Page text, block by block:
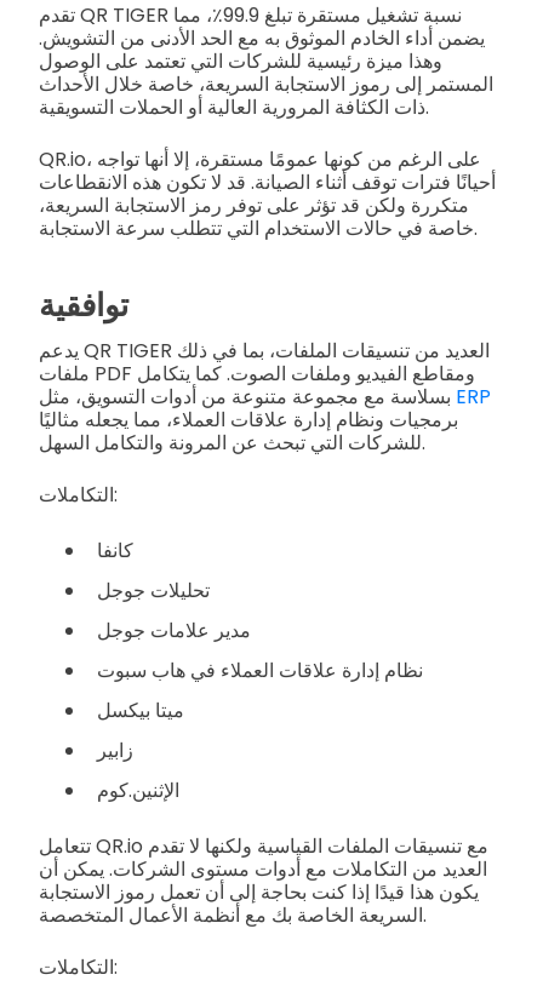
تقدم QR TIGER نسبة تشغيل مستقرة تبلغ 99.9٪، مما
يضمن أداء الخادم الموثوق به مع الحد الأدنى من التشويش.
وهذا ميزة رئيسية للشركات التي تعتمد على الوصول
المستمر إلى رموز الاستجابة السريعة، خاصة خلال الأحداث
ذات الكثافة المرورية العالية أو الحملات التسويقية.
QR.io، على الرغم من كونها عمومًا مستقرة، إلا أنها تواجه
أحيانًا فترات توقف أثناء الصيانة. قد لا تكون هذه الانقطاعات
متكررة ولكن قد تؤثر على توفر رمز الاستجابة السريعة،
خاصة في حالات الاستخدام التي تتطلب سرعة الاستجابة.
توافقية
يدعم QR TIGER العديد من تنسيقات الملفات، بما في ذلك
ملفات PDF ومقاطع الفيديو وملفات الصوت. كما يتكامل
ERP
برمجيات ونظام إدارة علاقات العملاء، مما يجعله مثاليًا
للشركات التي تبحث عن المرونة والتكامل السهل.
التكاملات:
كانفا
تحليلات جوجل
مدير علامات جوجل
نظام إدارة علاقات العملاء في هاب سبوت
ميتا بيكسل
زابير
الإثنين.كوم
تتعامل QR.io مع تنسيقات الملفات القياسية ولكنها لا تقدم
العديد من التكاملات مع أدوات مستوى الشركات. يمكن أن
يكون هذا قيدًا إذا كنت بحاجة إلى أن تعمل رموز الاستجابة
السريعة الخاصة بك مع أنظمة الأعمال المتخصصة.
التكاملات: